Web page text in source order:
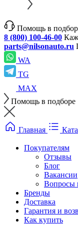
Помощь в
8 (800) 100-46-00
parts@nilsonauto.ru
WA
TG
MAX
Помощь в подборе
Главная
Покупателям
Отзывы
Блог
Вакансии
Вопросы
Бренды
Доставка
Гарантия и
Как купить